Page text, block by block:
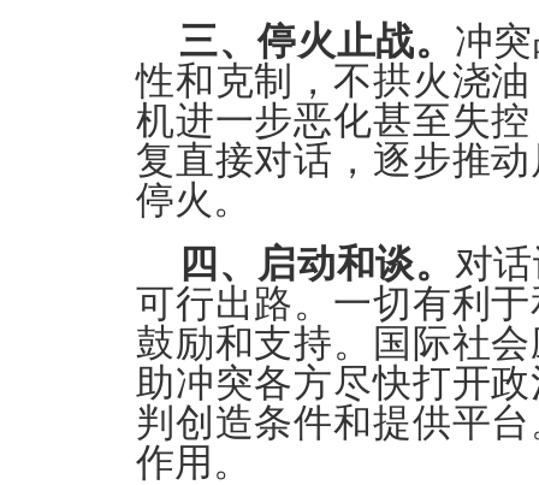
三、停火止战。 冲
性和克制，不拱火浇
机进一步恶化甚至失
复直接对话，逐步推
停火。
四、启动和谈。 对
可行出路。一切有利
鼓励和支持。国际社
助冲突各方尽快打开
判创造条件和提供平
作用。